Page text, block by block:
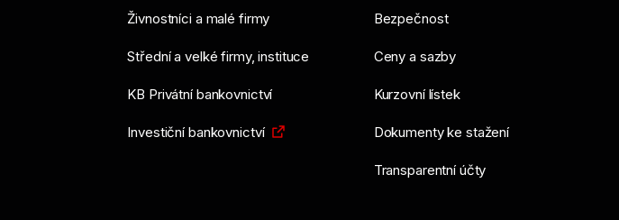
Živnostníci a malé firmy
Střední a velké firmy, instituce
KB Privátní bankovnictví
Investiční bankovnictví
Bezpečnost
Ceny a sazby
Kurzovní lístek
Dokumenty ke stažení
Transparentní účty